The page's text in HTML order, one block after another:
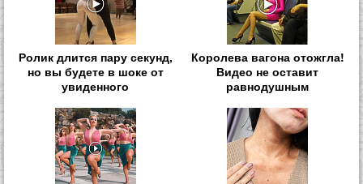
Ролик длится пару секунд,
но вы будете в шоке от
увиденного
Королева вагона отожгла!
Видео не оставит
равнодушным